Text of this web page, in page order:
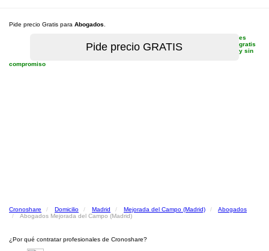
Pide precio Gratis para Abogados
es
gratis
y sin
compromiso
Cronoshare Domicilio Madrid Mejorada del Campo (Madrid)
Abogados
Abogados Mejorada del Campo (Madrid)
¿Por qué contratar profesionales de Cronoshare?